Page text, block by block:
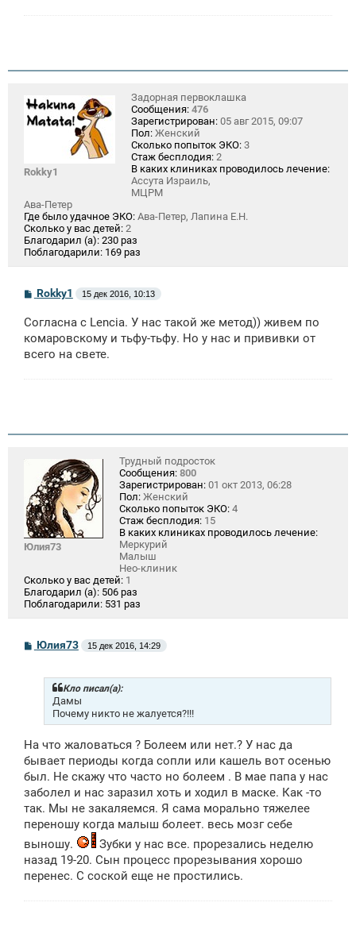
Rokky1
Задорная первоклашка
Сообщения: 476
Зарегистрирован: 05 авг 2015, 09:07
Пол: Женский
Сколько попыток ЭКО: 3
Стаж бесплодия: 2
В каких клиниках проводилось лечение:
Ассута Израиль,
МЦРМ
Ава-Петер
Где было удачное ЭКО: Ава-Петер, Лапина Е.Н.
Сколько у вас детей: 2
Благодарил (а): 230 раз
Поблагодарили: 169 раз
С
о
б
щ
н
Rokky1 15 дек 2016, 10:13
Согласна с Lencia. У нас такой же метод)) живем по
комаровскому и тьфу-тьфу. Но у нас и прививки от
всего на свете.
Юлия73
Трудный подросток
Сообщения: 800
Зарегистрирован: 01 окт 2013, 06:28
Пол: Женский
Сколько попыток ЭКО: 4
Стаж бесплодия: 15
В каких клиниках проводилось лечение:
Меркурий
Малыш
Нео-клиник
Сколько у вас детей: 1
Благодарил (а): 506 раз
Поблагодарили: 531 раз
С
о
Юлия73 15 дек 2016, 14:29
Кло писал(а):
Дамы
Почему никто не жалуется?!!!
На что жаловаться ? Болеем или нет.? У нас да
бывает периоды когда сопли или кашель вот осенью
был. Не скажу что часто но болеем . В мае папа у нас
заболел и нас заразил хоть и ходил в маске. Как -то
так. Мы не закаляемся. Я сама морально тяжелее
переношу когда малыш болеет. весь мозг себе
выношу.
Зубки у нас все. прорезались неделю
назад 19-20. Сын процесс прорезывания хорошо
перенес. С соской еще не простились.